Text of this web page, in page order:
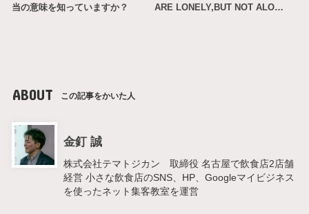
当の意味を知っていますか？
ARE LONELY,BUT NOT ALO…
ABOUT この記事をかいた人
金釘 誠
株式会社テマトジカン 取締役 名古屋で飲食店2店舗
経営 小さな飲食店のSNS、HP、Googleマイビジネス
を使ったネット集客教室を運営